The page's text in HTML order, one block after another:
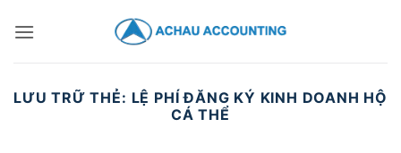
LƯU TRỮ THẺ: LỆ PHÍ ĐĂNG KÝ KINH DOANH HỘ
CÁ THỂ